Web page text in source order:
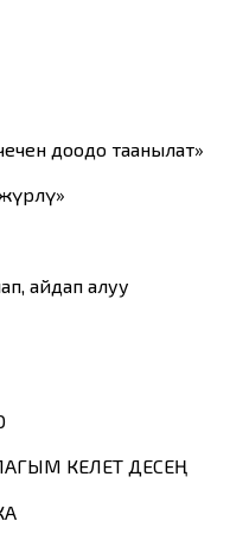
доодо таанылат»
айдап алуу
КЕЛЕТ ДЕСЕҢ